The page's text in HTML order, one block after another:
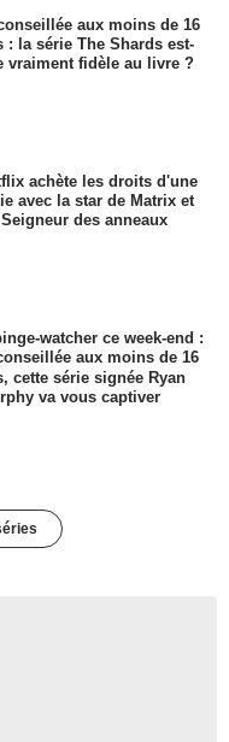
aux moins de 16
: la série The Shards est-
vraiment fidèle au livre ?
achète les droits d'une
avec la star de Matrix et
des anneaux
watcher ce week-end :
aux moins de 16
cette série signée Ryan
va vous captiver